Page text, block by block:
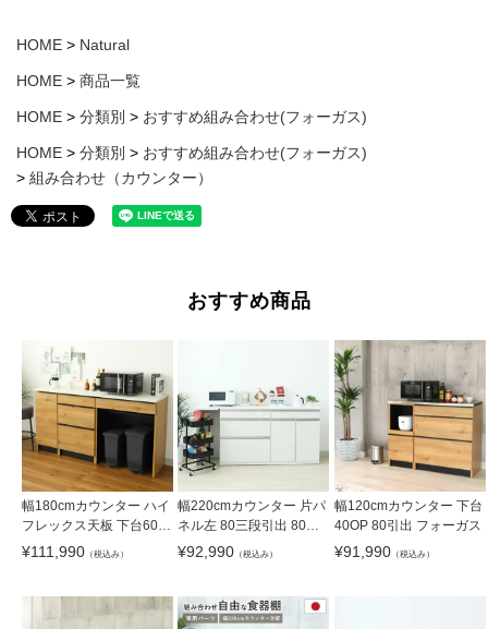
HOME Natural
HOME 商品一覧
HOME 分類別 おすすめ組み合わせ(フォーガス)
HOME 分類別
おすすめ組み合わせ(フォーガス)
組み合わせ（カウンター）
おすすめ商品
幅180cmカウンター ハイ
フレックス天板 下台60開
戸 60引出 80ダスト フォ
¥111,990 （税込み）
幅220cmカウンター 片パ
ネル左 80三段引出 80開
き ネオ
¥92,990 （税込み）
幅120cmカウンター 下台
40OP 80引出 フォーガス
¥91,990（税込み）